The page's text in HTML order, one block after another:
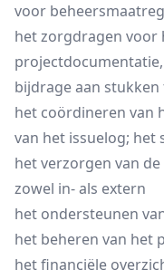
voor
het zorgdragen voor
bijdrage aan
het coördineren van
van het issuelog; het
het verzorgen van
zowel in- als extern
het ondersteunen
het beheren van het
het financiële